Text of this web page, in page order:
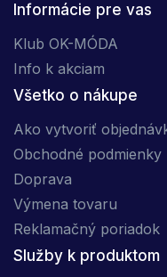
Informácie pre vas
Klub OK-MÓDA
Info k akciam
Všetko o nákupe
Ako vytvoriť
Obchodné podmienky
Doprava
Výmena tovaru
Reklamačný poriadok
Služby k produktom